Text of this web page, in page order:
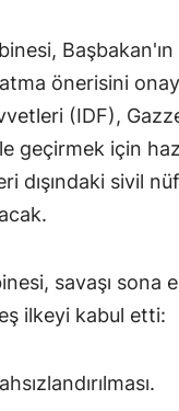
Başbakan'ın
önerisini
(IDF),
geçirmek için
dışındaki sivil
savaşı sona
ilkeyi kabul etti: